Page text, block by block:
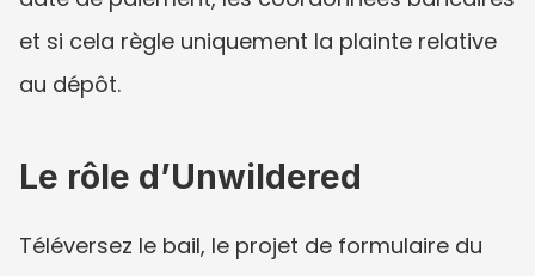
et si cela règle uniquement la plainte relative
au dépôt.
Le rôle d’Unwildered
Téléversez le bail, le projet de formulaire du